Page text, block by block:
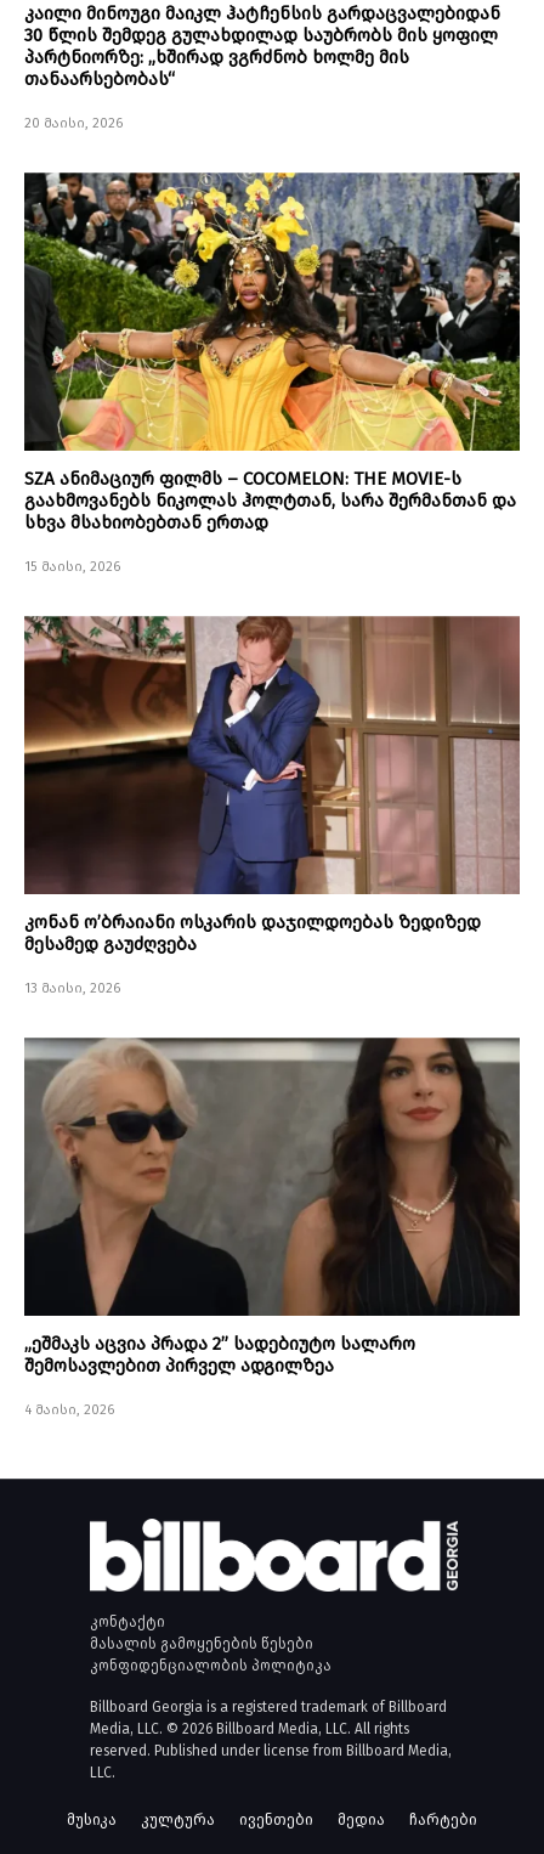
კაილი მინოუგი მაიკლ ჰატჩენსის გარდაცვალებიდან
30 წლის შემდეგ გულახდილად საუბრობს მის ყოფილ
პარტნიორზე: „ხშირად ვგრძნობ ხოლმე მის
თანაარსებობას“
20 მაისი, 2026
SZA ანიმაციურ ფილმს – COCOMELON: THE MOVIE-ს
გაახმოვანებს ნიკოლას ჰოლტთან, სარა შერმანთან და
სხვა მსახიობებთან ერთად
15 მაისი, 2026
კონან ო’ბრაიანი ოსკარის დაჯილდოებას ზედიზედ
მესამედ გაუძღვება
13 მაისი, 2026
„ეშმაკს აცვია პრადა 2” სადებიუტო სალარო
შემოსავლებით პირველ ადგილზეა
4 მაისი, 2026
კონტაქტი
მასალის გამოყენების წესები
კონფიდენციალობის პოლიტიკა
Billboard Georgia is a registered trademark of Billboard
Media, LLC. © 2026 Billboard Media, LLC. All rights
reserved. Published under license from Billboard Media,
LLC.
მუსიკა კულტურა ივენთები მედია ჩარტები